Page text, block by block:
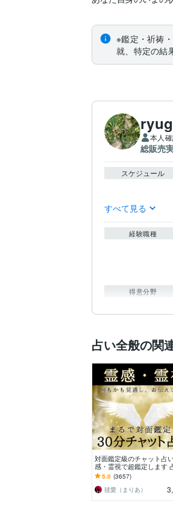
※鑑定・祈祷
就、特定の結
本人
総販売
スケジュール
すべて見る
経験職種
得意分野
占い全般の関
対面鑑定級のチャット占
感・霊視で超鑑定します
放題の30分！どんなことで
を見通す霊感霊視で解決
5.0 (3657)
毬愛（まりあ）